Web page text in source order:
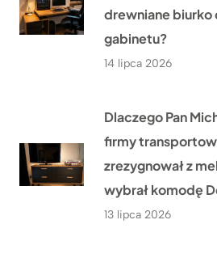
drewniane biurko
gabinetu?
14 lipca 2026
Dlaczego Pan
firmy
zrezygnował z
wybrał komodę
13 lipca 2026